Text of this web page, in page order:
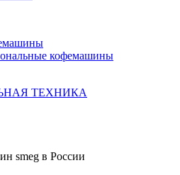
кофемашины
ТЕХНИКА
smeg в России